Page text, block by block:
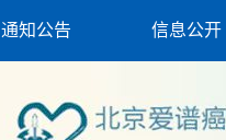
通知公告 信息公开